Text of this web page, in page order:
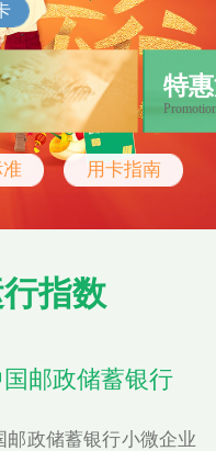
特
准 用卡指南
指数
国邮政储蓄银行
邮政储蓄银行小微企业